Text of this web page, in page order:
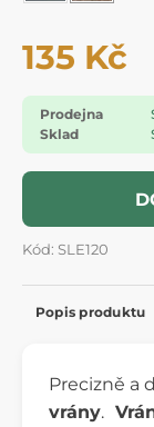
135 Kč
Prodejna
Sklad
Kód: SLE120
Popis produktu
Precizně a
vrány.